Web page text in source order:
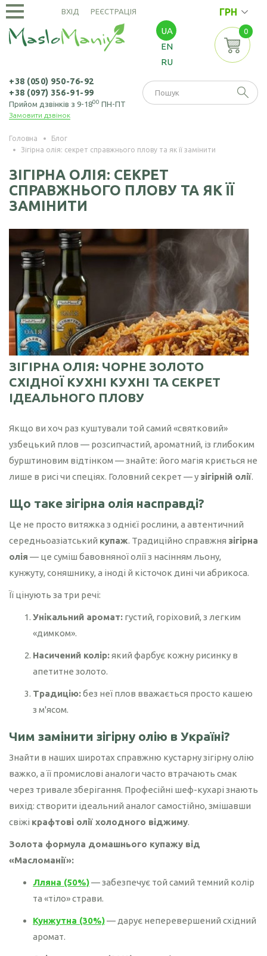
ВХІД РЕЄСТРАЦІЯ ГРН
UA
EN
RU
+38 (050) 950-76-92
+38 (097) 356-91-99
Прийом дзвінків з 9-1800 ПН-ПТ
Замовити дзвінок
0
ОЛІЇ
ХОЛОДНОГО
Амарантова олія
Арахісова олія
кісточок олія
кісточок олія
Гірчична олія
олія
Кедрового горіха
олія
Конопляна олія
Кукурузна олія
Кунжутна олія
Лляна олія
Лляна олія з
екстрактом
гарбузових
Макова олія
Облипіхова олія
Розторопші олія
Рижієва олія
Гарбузова олія
Чорного кмину
олія
Часникова олія
кондитерського
Кокосова олія
ОЛІЇ
ЕКСТРАКЦІЙНІ
Амарантова олія
Зародків пшениці
БОРОШНО
Борошно
амарантове
Борошно з
виноградних
Борошно гірчичне
Борошно
волоського горіха
Борошно
зародків пшениці
Борошно
конопляне
Борошно
кунжутне
Борошно лляне
Борошно
розторопші
Борошно
гарбузове
Насіння амаранту
Насіння кунжуту
Насіння льону
золотистого
Насіння льону
коричневого
Насіння
розторопші
Насіння рижію
Насіння чіа
Головна
Блог
Зігірна олія: секрет справжнього плову та як її замінити
ЗІГІРНА ОЛІЯ: СЕКРЕТ
СПРАВЖНЬОГО ПЛОВУ ТА ЯК ЇЇ
ЗАМІНИТИ
ЗІГІРНА ОЛІЯ: ЧОРНЕ ЗОЛОТО
СХІДНОЇ КУХНІ КУХНІ ТА СЕКРЕТ
ІДЕАЛЬНОГО ПЛОВУ
Якщо ви хоч раз куштували той самий «святковий»
узбецький плов — розсипчастий, ароматний, із глибоким
бурштиновим відтінком — знайте: його магія криється не
лише в рисі чи спеціях. Головний секрет — у зігірній олії.
Що таке зігірна олія насправді?
Це не просто витяжка з однієї рослини, а автентичний
середньоазіатський купаж. Традиційно справжня зігірна
олія — це суміш бавовняної олії з насінням льону,
кунжуту, соняшнику, а іноді й кісточок дині чи абрикоса.
Її цінують за три речі:
Унікальний аромат: густий, горіховий, з легким
«димком».
Насичений колір:який фарбує кожну рисинку в
апетитне золото.
Традицію:без неї плов вважається просто кашею
з м'ясом.
Чим замінити зігірну олію в Україні?
Знайти в наших широтах справжню кустарну зігірну олію
важко, а її промислові аналоги часто втрачають смак
через тривале зберігання. Професійні шеф-кухарі знають
вихід: створити ідеальний аналог самостійно, змішавши
свіжі крафтові олії холодного віджиму.
Золота формула домашнього купажу від
«Масломанії»:
Лляна (50%)— забезпечує той самий темний колір
та «тіло» страви.
Кунжутна (30%)— дарує неперевершений східний
аромат.